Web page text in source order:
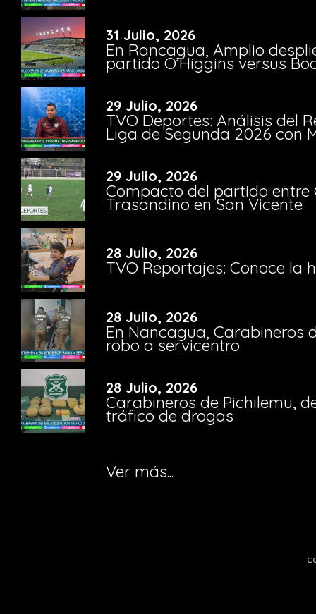
31 Julio, 2026
En Rancagua, Amplio
partido O’Higgins versus
29 Julio, 2026
TVO Deportes: Análisis del
Liga de Segunda 2026 con
29 Julio, 2026
Compacto del partido entre
Trasandino en San Vicente
28 Julio, 2026
TVO Reportajes: Conoce la
28 Julio, 2026
En Nancagua, Carabineros
robo a servicentro
28 Julio, 2026
Carabineros de Pichilemu,
tráfico de drogas
Ver más...